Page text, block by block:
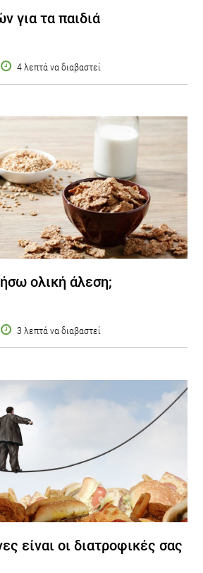
για τα παιδιά
4 λεπτά να διαβαστεί
ολική άλεση;
3 λεπτά να διαβαστεί
είναι οι διατροφικές σας